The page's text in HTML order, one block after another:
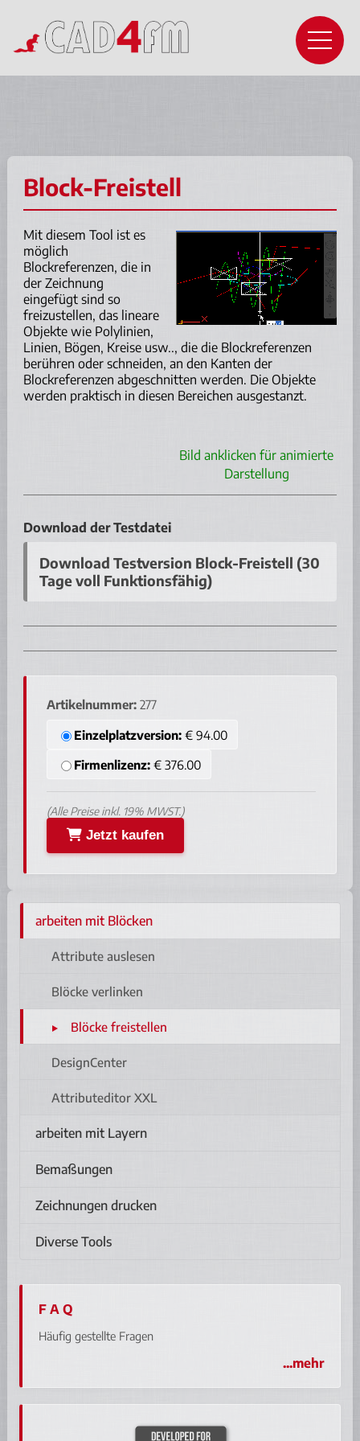
arbeiten mit Blöcken
Attribute auslesen
Blöcke verlinken
Blöcke freistellen
DesignCenter
Attributeditor XXL
arbeiten mit Layern
Bemaßungen
Zeichnungen drucken
Diverse Tools
F A Q
Häufig gestellte Fragen
...mehr
Block-Freistell
Mit diesem Tool ist es
möglich
Blockreferenzen, die in
der Zeichnung
eingefügt sind so
freizustellen, das lineare
Objekte wie Polylinien,
Linien, Bögen, Kreise usw.., die die Blockreferenzen
berühren oder schneiden, an den Kanten der
Blockreferenzen abgeschnitten werden. Die Objekte
werden praktisch in diesen Bereichen ausgestanzt.
Bild anklicken für animierte
Darstellung
Download der Testdatei
Download Testversion Block-Freistell (30
Tage voll Funktionsfähig)
Artikelnummer:277
Einzelplatzversion:€ 94.00
Firmenlizenz:€ 376.00
(Alle Preise inkl. 19% MWST.)
Jetzt kaufen